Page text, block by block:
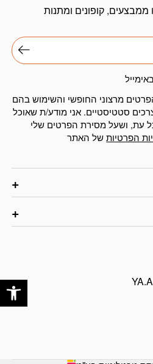
ממבצעים, קופונים ומתנות
מרצוני החופשי והשימוש בהם
סטטיסטיים. אני מודע/ת שאוכל
עת, ושעל מסירת הפרטים שלי
הפרטיותשל האתר